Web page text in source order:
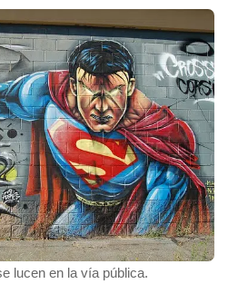
lucen en la vía pública.